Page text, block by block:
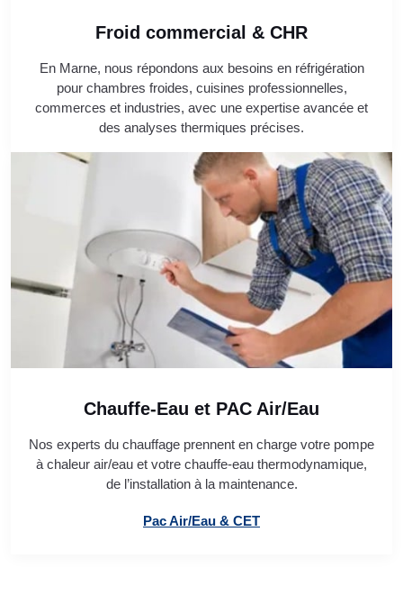
Froid commercial & CHR
En Marne, nous répondons aux besoins en réfrigération
pour chambres froides, cuisines professionnelles,
commerces et industries, avec une expertise avancée et
des analyses thermiques précises.
Chauffe-Eau et PAC Air/Eau
Nos experts du chauffage prennent en charge votre pompe
à chaleur air/eau et votre chauffe-eau thermodynamique,
de l’installation à la maintenance.
Pac Air/Eau & CET